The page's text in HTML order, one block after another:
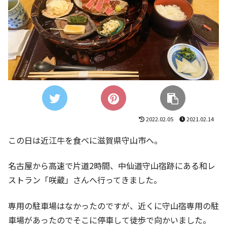
2022.02.05 2021.02.14
この日は近江牛を食べに滋賀県守山市へ。
名古屋から高速で片道2時間、中仙道守山宿跡にある和レ
ストラン「咲蔵」さんへ行ってきました。
専用の駐車場はなかったのですが、近くに守山宿専用の駐
車場があったのでそこに停車して徒歩で向かいました。